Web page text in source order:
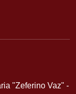
"Zeferino Vaz" -